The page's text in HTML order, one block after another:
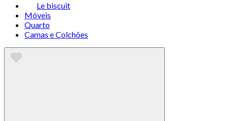
Le biscuit
Móveis
Quarto
Camas e Colchões